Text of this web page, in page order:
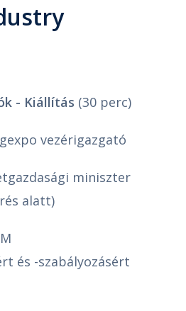
- Kiállítás (30 perc)
vezérigazgató
miniszter
alatt)
és -szabályozásért